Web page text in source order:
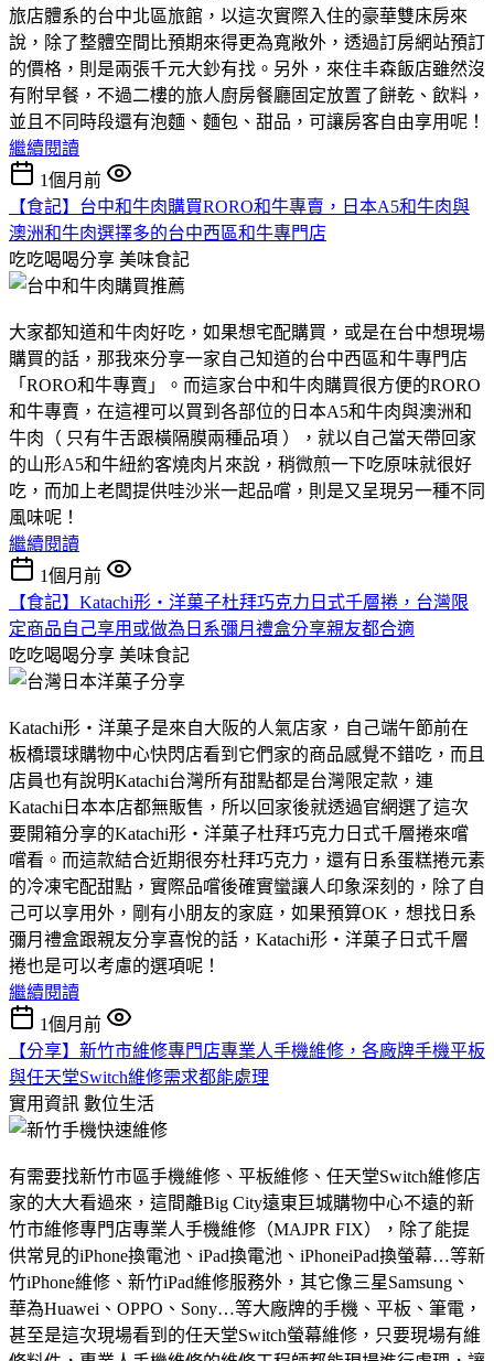
旅店體系的台中北區旅館，以這次實際入住的豪華雙床房來
說，除了整體空間比預期來得更為寬敞外，透過訂房網站預訂
的價格，則是兩張千元大鈔有找。另外，來住丰森飯店雖然沒
有附早餐，不過二樓的旅人廚房餐廳固定放置了餅乾、飲料，
並且不同時段還有泡麵、麵包、甜品，可讓房客自由享用呢！
繼續閱讀
1個月前
【食記】台中和牛肉購買RORO和牛專賣，日本A5和牛肉與
澳洲和牛肉選擇多的台中西區和牛專門店
吃吃喝喝分享 美味食記
大家都知道和牛肉好吃，如果想宅配購買，或是在台中想現場
購買的話，那我來分享一家自己知道的台中西區和牛專門店
「RORO和牛專賣」。而這家台中和牛肉購買很方便的RORO
和牛專賣，在這裡可以買到各部位的日本A5和牛肉與澳洲和
牛肉（ 只有牛舌跟橫隔膜兩種品項 ），就以自己當天帶回家
的山形A5和牛紐約客燒肉片來說，稍微煎一下吃原味就很好
吃，而加上老闆提供哇沙米一起品嚐，則是又呈現另一種不同
風味呢！
繼續閱讀
1個月前
【食記】Katachi形‧洋菓子杜拜巧克力日式千層捲，台灣限
定商品自己享用或做為日系彌月禮盒分享親友都合適
吃吃喝喝分享 美味食記
Katachi形‧洋菓子是來自大阪的人氣店家，自己端午節前在
板橋環球購物中心快閃店看到它們家的商品感覺不錯吃，而且
店員也有說明Katachi台灣所有甜點都是台灣限定款，連
Katachi日本本店都無販售，所以回家後就透過官網選了這次
要開箱分享的Katachi形‧洋菓子杜拜巧克力日式千層捲來嚐
嚐看。而這款結合近期很夯杜拜巧克力，還有日系蛋糕捲元素
的冷凍宅配甜點，實際品嚐後確實蠻讓人印象深刻的，除了自
己可以享用外，剛有小朋友的家庭，如果預算OK，想找日系
彌月禮盒跟親友分享喜悅的話，Katachi形‧洋菓子日式千層
捲也是可以考慮的選項呢！
繼續閱讀
1個月前
【分享】新竹市維修專門店專業人手機維修，各廠牌手機平板
與任天堂Switch維修需求都能處理
實用資訊 數位生活
有需要找新竹市區手機維修、平板維修、任天堂Switch維修店
家的大大看過來，這間離Big City遠東巨城購物中心不遠的新
竹市維修專門店專業人手機維修（MAJPR FIX），除了能提
供常見的iPhone換電池、iPad換電池、iPhoneiPad換螢幕…等新
竹iPhone維修、新竹iPad維修服務外，其它像三星Samsung、
華為Huawei、OPPO、Sony…等大廠牌的手機、平板、筆電，
甚至是這次現場看到的任天堂Switch螢幕維修，只要現場有維